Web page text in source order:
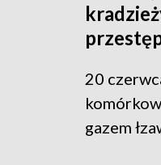
20
gazem